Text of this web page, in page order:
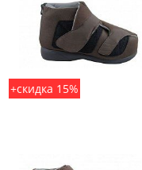
+скидка 15%